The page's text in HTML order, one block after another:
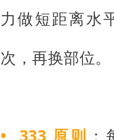
力做短距离水
次，再换部位。
• 333 原则